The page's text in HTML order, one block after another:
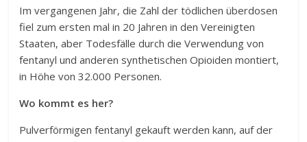
Im vergangenen Jahr, die Zahl der tödlichen überdosen
fiel zum ersten mal in 20 Jahren in den Vereinigten
Staaten, aber Todesfälle durch die Verwendung von
fentanyl und anderen synthetischen Opioiden montiert,
in Höhe von 32.000 Personen.
Wo kommt es her?
Pulverförmigen fentanyl gekauft werden kann, auf der